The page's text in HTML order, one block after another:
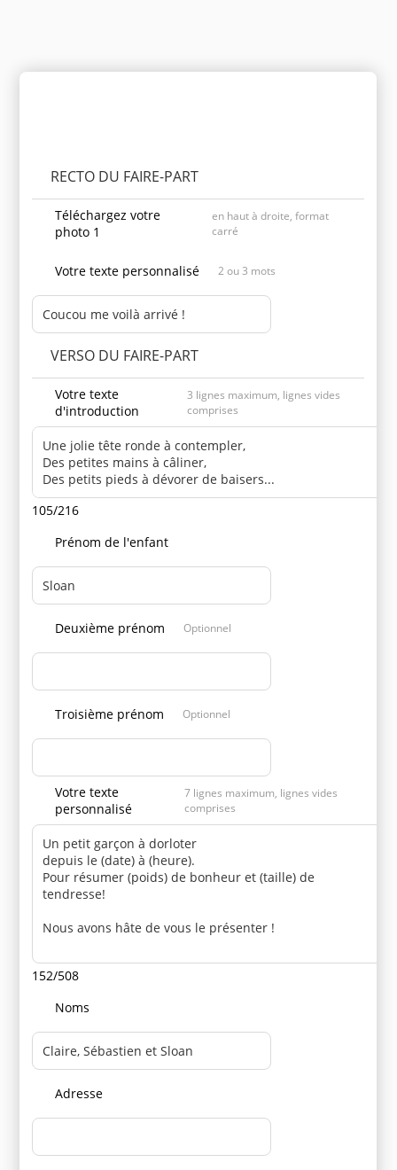
RECTO DU FAIRE-PART
Téléchargez votre
photo 1
en haut à droite, format
carré
Votre texte personnalisé 2 ou 3 mots
VERSO DU FAIRE-PART
Votre texte
d'introduction
3 lignes maximum, lignes vides
comprises
105/216
Prénom de l'enfant
Deuxième prénom Optionnel
Troisième prénom Optionnel
Votre texte
personnalisé
7 lignes maximum, lignes vides
comprises
152/508
Noms
Adresse